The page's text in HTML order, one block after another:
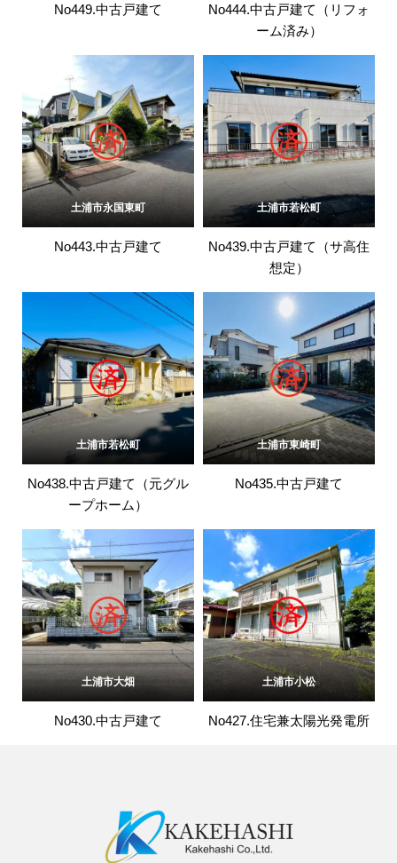
No449.中古戸建て
No444.中古戸建て（リフォ
ーム済み）
土浦市永国東町
No443.中古戸建て
土浦市若松町
No439.中古戸建て（サ高住
想定）
土浦市若松町
No438.中古戸建て（元グル
ープホーム）
土浦市東崎町
No435.中古戸建て
土浦市大畑
No430.中古戸建て
土浦市小松
No427.住宅兼太陽光発電所